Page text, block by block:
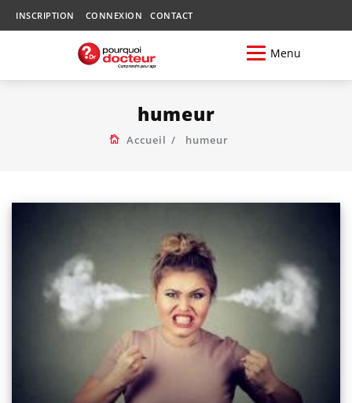
INSCRIPTION CONNEXION CONTACT
Menu
humeur
Accueil humeur